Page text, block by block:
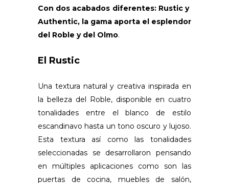
Con dos acabados diferentes: Rustic y
Authentic, la gama aporta el esplendor
del Roble y del Olmo.
El Rustic
Una textura natural y creativa inspirada en
la belleza del Roble, disponible en cuatro
tonalidades entre el blanco de estilo
escandinavo hasta un tono oscuro y lujoso.
Esta textura así como las tonalidades
seleccionadas se desarrollaron pensando
en múltiples aplicaciones como son las
puertas de cocina, muebles de salón,